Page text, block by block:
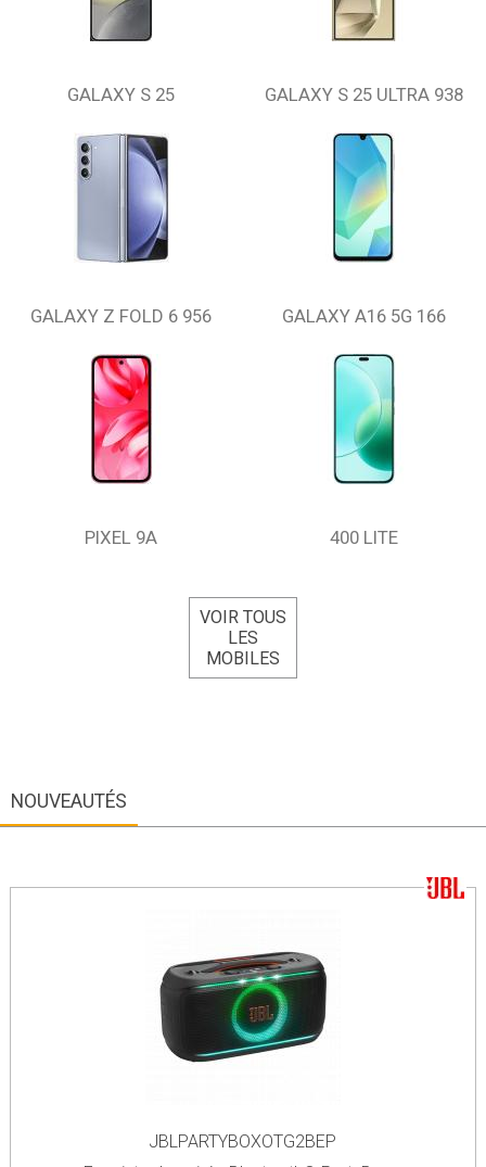
GALAXY S 25 GALAXY S 25 ULTRA 938
GALAXY Z FOLD 6 956 GALAXY A16 5G 166
PIXEL 9A 400 LITE
VOIR TOUS
LES
MOBILES
NOUVEAUTÉS
JBLPARTYBOXOTG2BEP